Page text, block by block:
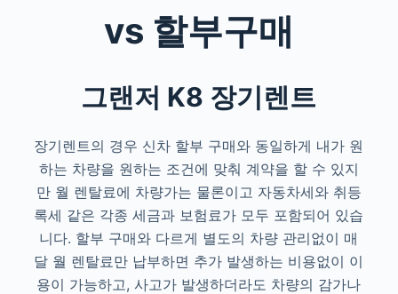
vs 할부구매
그랜저 K8 장기렌트
장기렌트의 경우 신차 할부 구매와 동일하게 내가 원
하는 차량을 원하는 조건에 맞춰 계약을 할 수 있지
만 월 렌탈료에 차량가는 물론이고 자동차세와 취등
록세 같은 각종 세금과 보험료가 모두 포함되어 있습
니다. 할부 구매와 다르게 별도의 차량 관리없이 매
달 월 렌탈료만 납부하면 추가 발생하는 비용없이 이
용이 가능하고, 사고가 발생하더라도 차량의 감가나